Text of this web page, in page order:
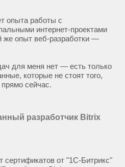
опыта работы с
интернет-проектами
опыт веб-разработки —
для меня нет — есть только
которые не стоят того,
сейчас.
разработчик Bitrix
сертификатов от "1С-Битрикс"